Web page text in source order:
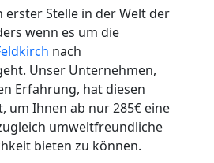
erster Stelle in der Welt der
wenn es um die
nach
Unser Unternehmen,
Erfahrung, hat diesen
um Ihnen ab nur 285€ eine
umweltfreundliche
bieten zu können.